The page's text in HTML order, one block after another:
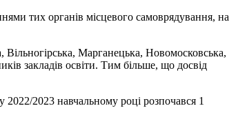
тих органів місцевого самоврядування, на
Марганецька, Новомосковська,
закладів освіти. Тим більше, що досвід
2023 навчальному році розпочався 1